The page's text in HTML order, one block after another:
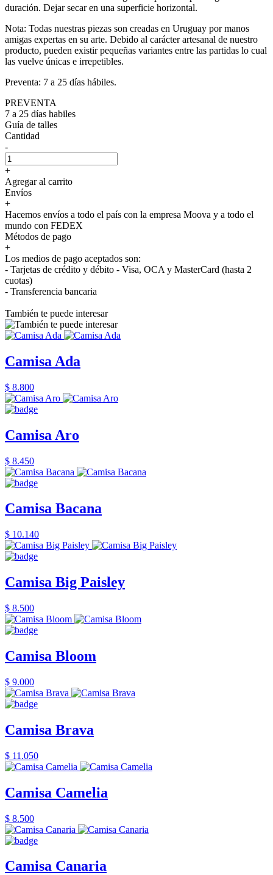
duración. Dejar secar en una superficie horizontal.
Nota: Todas nuestras piezas son creadas en Uruguay por manos
amigas expertas en su arte. Debido al carácter artesanal de nuestro
producto, pueden existir pequeñas variantes entre las partidas lo cual
las vuelve únicas e irrepetibles.
Preventa: 7 a 25 días hábiles.
PREVENTA
7 a 25 días habiles
Guía de talles
Cantidad
-
+
Agregar al carrito
Envíos
+
Hacemos envíos a todo el país con la empresa Moova y a todo el
mundo con FEDEX
Métodos de pago
+
Los medios de pago aceptados son:
- Tarjetas de crédito y débito - Visa, OCA y MasterCard (hasta 2
cuotas)
- Transferencia bancaria
También te puede interesar
Camisa Ada
$ 8.800
Camisa Aro
$ 8.450
Camisa Bacana
$ 10.140
Camisa Big Paisley
$ 8.500
Camisa Bloom
$ 9.000
Camisa Brava
$ 11.050
Camisa Camelia
$ 8.500
Camisa Canaria